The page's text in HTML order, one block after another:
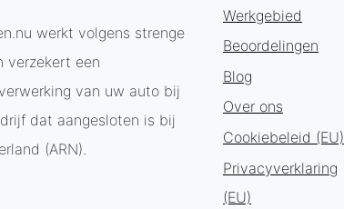
werkt volgens strenge
verzekert een
van uw auto bij
dat aangesloten is bij
(ARN).
Werkgebied
Beoordelingen
Blog
Over ons
Cookiebeleid (EU)
Privacyverklaring
(EU)